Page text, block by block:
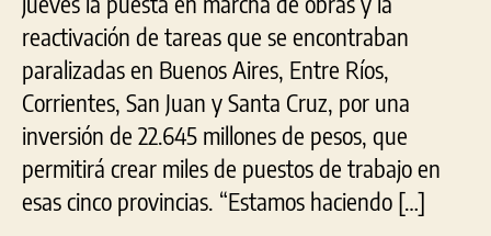
reactivación de tareas que se encontraban
paralizadas en Buenos Aires, Entre Ríos,
Corrientes, San Juan y Santa Cruz, por una
inversión de 22.645 millones de pesos, que
permitirá crear miles de puestos de trabajo en
esas cinco provincias. “Estamos haciendo […]